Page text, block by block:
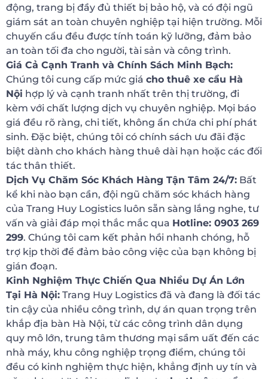
động, trang bị đầy đủ thiết bị bảo hộ, và có đội ngũ
giám sát an toàn chuyên nghiệp tại hiện trường. Mỗi
chuyến cẩu đều được tính toán kỹ lưỡng, đảm bảo
an toàn tối đa cho người, tài sản và công trình.
Giá Cả Cạnh Tranh và Chính Sách Minh Bạch:
Chúng tôi cung cấp mức giá cho thuê xe cẩu Hà
Nội hợp lý và cạnh tranh nhất trên thị trường, đi
kèm với chất lượng dịch vụ chuyên nghiệp. Mọi báo
giá đều rõ ràng, chi tiết, không ẩn chứa chi phí phát
sinh. Đặc biệt, chúng tôi có chính sách ưu đãi đặc
biệt dành cho khách hàng thuê dài hạn hoặc các đối
tác thân thiết.
Dịch Vụ Chăm Sóc Khách Hàng Tận Tâm 24/7: Bất
kể khi nào bạn cần, đội ngũ chăm sóc khách hàng
của Trang Huy Logistics luôn sẵn sàng lắng nghe, tư
vấn và giải đáp mọi thắc mắc qua Hotline: 0903 269
299. Chúng tôi cam kết phản hồi nhanh chóng, hỗ
trợ kịp thời để đảm bảo công việc của bạn không bị
gián đoạn.
Kinh Nghiệm Thực Chiến Qua Nhiều Dự Án Lớn
Tại Hà Nội: Trang Huy Logistics đã và đang là đối tác
tin cậy của nhiều công trình, dự án quan trọng trên
khắp địa bàn Hà Nội, từ các công trình dân dụng
quy mô lớn, trung tâm thương mại sầm uất đến các
nhà máy, khu công nghiệp trọng điểm, chúng tôi
đều có kinh nghiệm thực hiện, khẳng định uy tín và